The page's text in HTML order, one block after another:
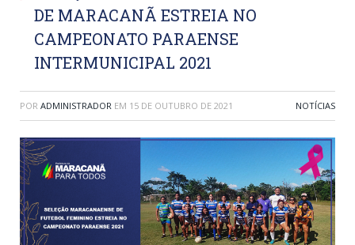
DE MARACANÃ ESTREIA NO
CAMPEONATO PARAENSE
INTERMUNICIPAL 2021
POR ADMINISTRADOR EM 15 DE OUTUBRO DE 2021 NOTÍCIAS